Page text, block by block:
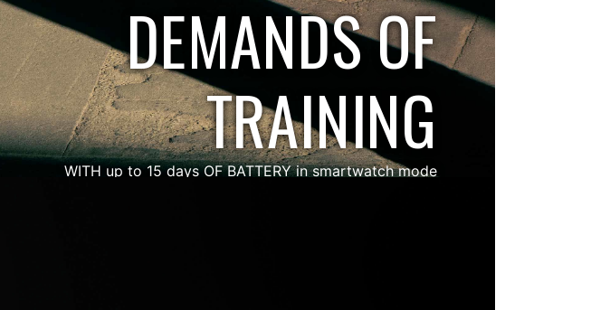
DEMANDS OF
TRAINING
WITH up to 15 days OF BATTERY in smartwatch mode